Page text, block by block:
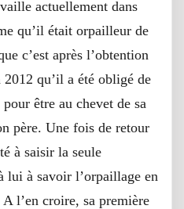
actuellement dans
qu’il était orpailleur de
c’est après l’obtention
qu’il a été obligé de
être au chevet de sa
père. Une fois de retour
à saisir la seule
lui à savoir l’orpaillage en
l’en croire, sa première